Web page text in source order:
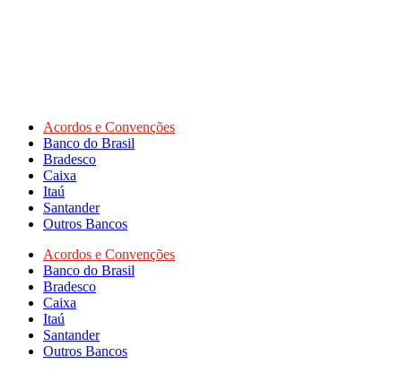
Acordos e Convenções
Banco do Brasil
Bradesco
Caixa
Itaú
Santander
Outros Bancos
Acordos e Convenções
Banco do Brasil
Bradesco
Caixa
Itaú
Santander
Outros Bancos